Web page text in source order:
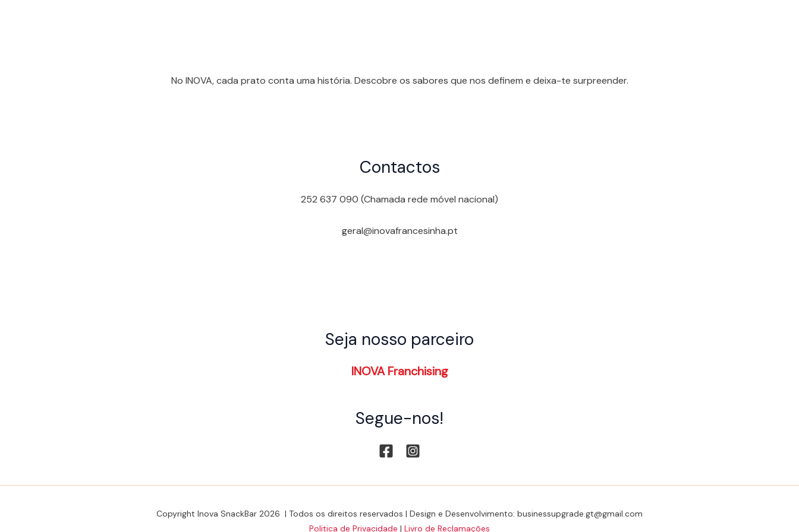
No INOVA, cada prato conta uma história. Descobre os sabores que nos definem e deixa-te surpreender.
Contactos
252 637 090 (Chamada rede móvel nacional)
geral@inovafrancesinha.pt
Seja nosso parceiro
INOVA Franchising
Segue-nos!
Copyright Inova SnackBar 2026 | Todos os direitos reservados | Design e Desenvolvimento: businessupgrade.gt@gmail.com
Politica de Privacidade | Livro de Reclamações